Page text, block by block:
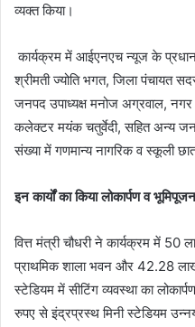
व्यक्त किया।
कार्यक्रम में आईएनएच न्यूज के प्रधान
श्रीमती ज्योति भगत, जिला पंचायत
जनपद उपाध्यक्ष मनोज अग्रवाल, नगर
कलेक्टर मयंक चतुर्वेदी, सहित अन्य
संख्या में गणमान्य नागरिक व स्कूली
इन कार्यों का किया लोकार्पण व भूमिपूजन
वित्त मंत्री चौधरी ने कार्यक्रम में
प्राथमिक शाला भवन और 42.28
स्टेडियम में सीटिंग व्यवस्था का
रुपए से इंद्रप्रस्थ मिनी स्टेडियम